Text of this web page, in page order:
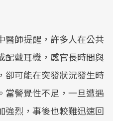
醫師提醒，許多人在公共
配戴耳機，感官長時間與
卻可能在突發狀況發生時
當警覺性不足，一旦遭遇
強烈，事後也較難迅速回